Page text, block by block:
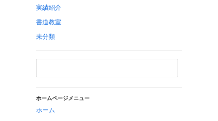
実績紹介
書道教室
未分類
ホームページメニュー
ホーム